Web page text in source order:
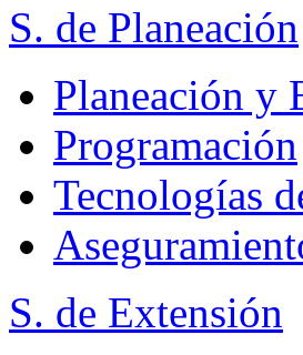
S. de Planeación
Planeación y
Programación
Tecnologías
S. de Extensión